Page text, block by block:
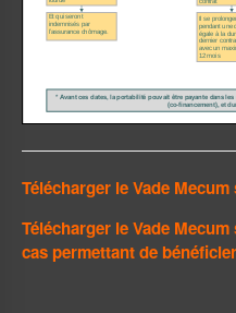
Télécharger le Vade
Télécharger le Vade
cas permettant de